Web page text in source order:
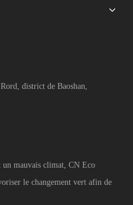
district de Baoshan,
mauvais climat, CN Eco
le changement vert afin de